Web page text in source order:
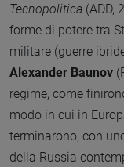
Tecnopolitica (ADD,
forme di potere tra
militare (guerre
Alexander Baunov
regime, come
modo in cui in
terminarono, con
della Russia